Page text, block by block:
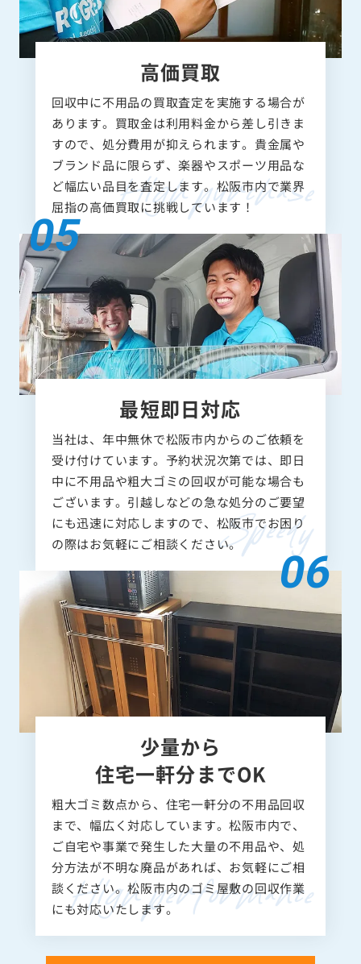
高価買取
回収中に不用品の買取査定を実施する場合が
あります。買取金は利用料金から差し引きま
すので、処分費用が抑えられます。貴金属や
ブランド品に限らず、楽器やスポーツ用品な
ど幅広い品目を査定します。松阪市内で業界
屈指の高価買取に挑戦しています！
最短即日対応
当社は、年中無休で松阪市内からのご依頼を
受け付けています。予約状況次第では、即日
中に不用品や粗大ゴミの回収が可能な場合も
ございます。引越しなどの急な処分のご要望
にも迅速に対応しますので、松阪市でお困り
の際はお気軽にご相談ください。
少量から
住宅一軒分までOK
粗大ゴミ数点から、住宅一軒分の不用品回収
まで、幅広く対応しています。松阪市内で、
ご自宅や事業で発生した大量の不用品や、処
分方法が不明な廃品があれば、お気軽にご相
談ください。松阪市内のゴミ屋敷の回収作業
にも対応いたします。